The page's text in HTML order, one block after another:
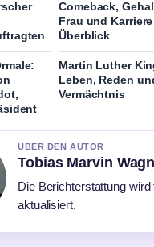
Comeback,
Frau und
Überblick
Martin Luther
Leben, Reden
Vermächtnis
UBER DEN AUTOR
Tobias Marvin
Die Berichterstattung
aktualisiert.